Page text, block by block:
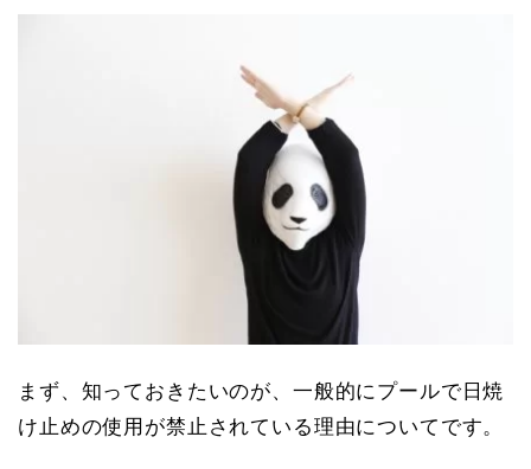
まず、知っておきたいのが、一般的にプールで日焼
け止めの使用が禁止されている理由についてです。